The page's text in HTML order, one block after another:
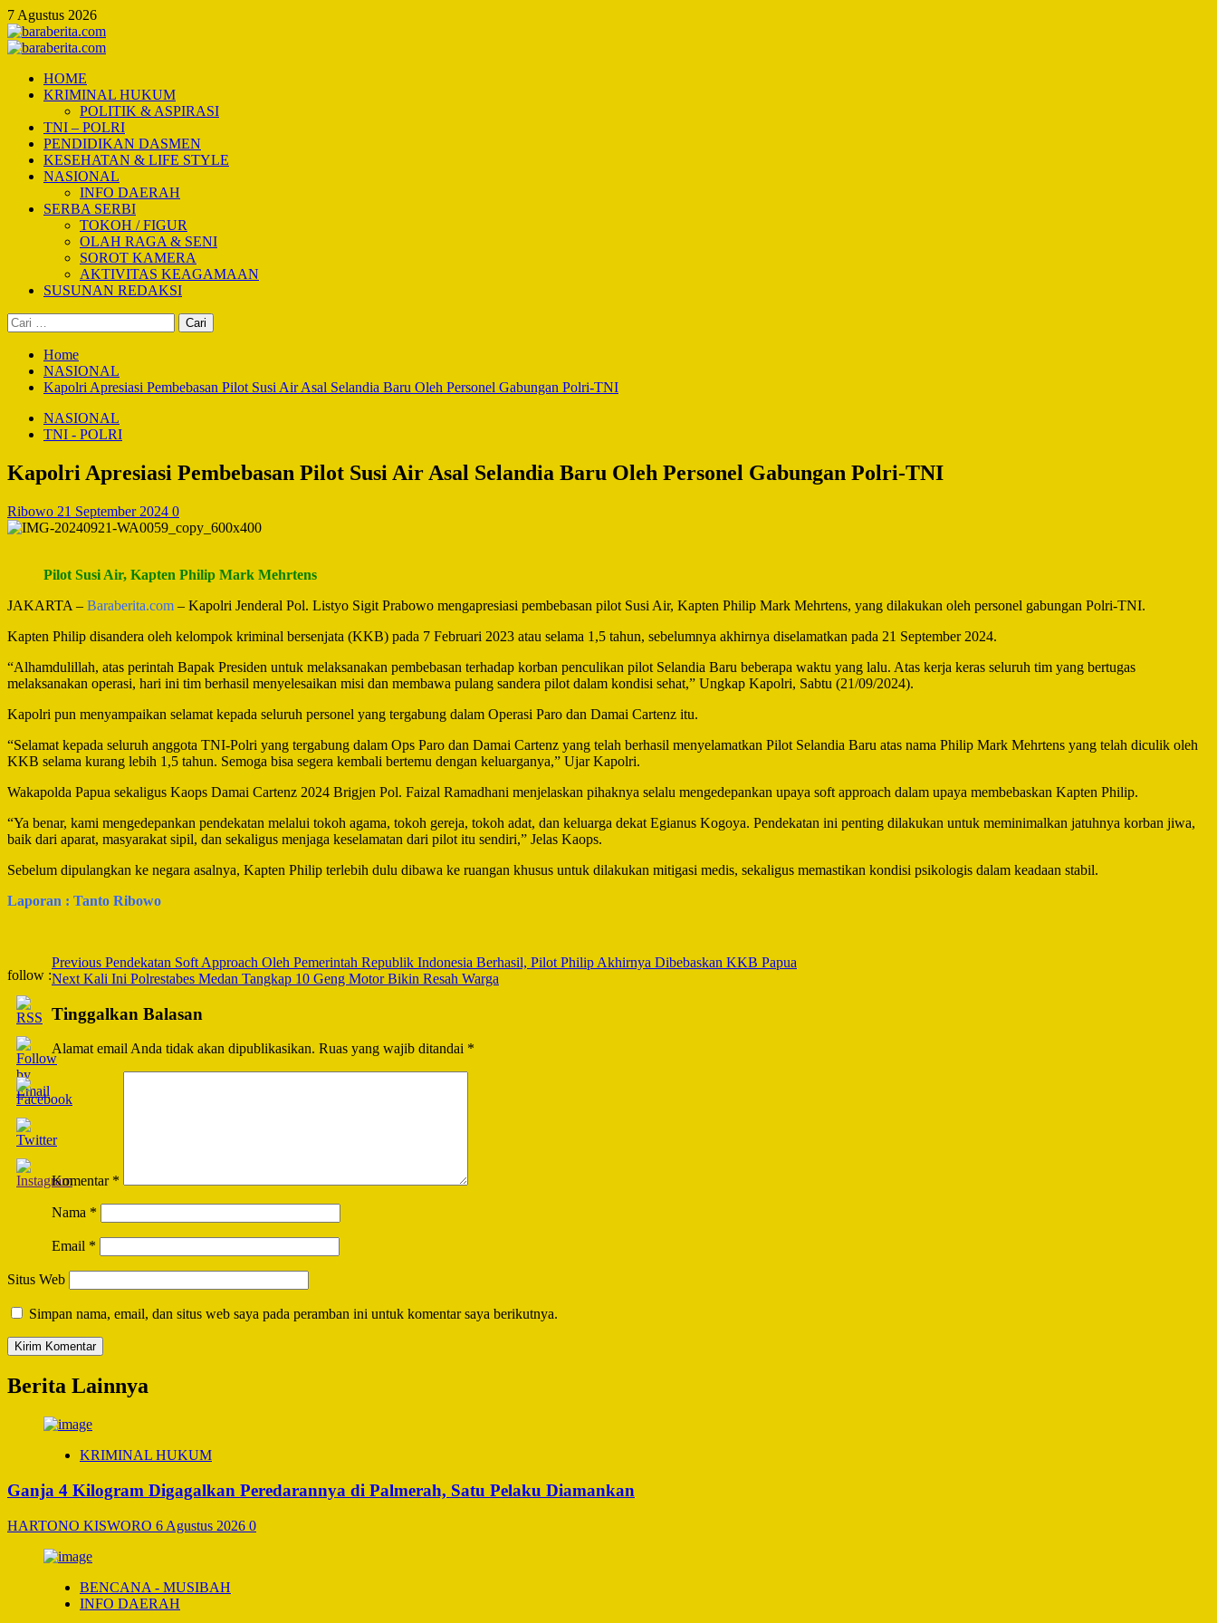
Skip
to
content
7 Agustus 2026
Primary
HOME
KRIMINAL HUKUM
POLITIK & ASPIRASI
TNI – POLRI
PENDIDIKAN DASMEN
KESEHATAN & LIFE STYLE
NASIONAL
INFO DAERAH
SERBA SERBI
TOKOH / FIGUR
OLAH RAGA & SENI
SOROT KAMERA
AKTIVITAS KEAGAMAAN
SUSUNAN REDAKSI
Cari
untuk:
Home
NASIONAL
Kapolri Apresiasi Pembebasan Pilot Susi Air Asal Selandia Baru Oleh Personel Gabungan Polri-TNI
NASIONAL
TNI - POLRI
Kapolri Apresiasi Pembebasan Pilot Susi Air Asal Selandia Baru Oleh Personel Gabungan Polri-TNI
Ribowo 21 September 2024 0
Pilot Susi Air, Kapten Philip Mark Mehrtens
JAKARTA – Baraberita.com – Kapolri Jenderal Pol. Listyo Sigit Prabowo mengapresiasi pembebasan pilot Susi Air, Kapten Philip Mark Mehrtens, yang dilakukan oleh personel gabungan Polri-TNI.
Kapten Philip disandera oleh kelompok kriminal bersenjata (KKB) pada 7 Februari 2023 atau selama 1,5 tahun, sebelumnya akhirnya diselamatkan pada 21 September 2024.
“Alhamdulillah, atas perintah Bapak Presiden untuk melaksanakan pembebasan terhadap korban penculikan pilot Selandia Baru beberapa waktu yang lalu. Atas kerja keras seluruh tim yang bertugas
melaksanakan operasi, hari ini tim berhasil menyelesaikan misi dan membawa pulang sandera pilot dalam kondisi sehat,” Ungkap Kapolri, Sabtu (21/09/2024).
Kapolri pun menyampaikan selamat kepada seluruh personel yang tergabung dalam Operasi Paro dan Damai Cartenz itu.
“Selamat kepada seluruh anggota TNI-Polri yang tergabung dalam Ops Paro dan Damai Cartenz yang telah berhasil menyelamatkan Pilot Selandia Baru atas nama Philip Mark Mehrtens yang telah diculik oleh
KKB selama kurang lebih 1,5 tahun. Semoga bisa segera kembali bertemu dengan keluarganya,” Ujar Kapolri.
Wakapolda Papua sekaligus Kaops Damai Cartenz 2024 Brigjen Pol. Faizal Ramadhani menjelaskan pihaknya selalu mengedepankan upaya soft approach dalam upaya membebaskan Kapten Philip.
“Ya benar, kami mengedepankan pendekatan melalui tokoh agama, tokoh gereja, tokoh adat, dan keluarga dekat Egianus Kogoya. Pendekatan ini penting dilakukan untuk meminimalkan jatuhnya korban jiwa,
baik dari aparat, masyarakat sipil, dan sekaligus menjaga keselamatan dari pilot itu sendiri,” Jelas Kaops.
Sebelum dipulangkan ke negara asalnya, Kapten Philip terlebih dulu dibawa ke ruangan khusus untuk dilakukan mitigasi medis, sekaligus memastikan kondisi psikologis dalam keadaan stabil.
Laporan : Tanto Ribowo
follow :
Post
Navigation
Previous Pendekatan Soft Approach Oleh Pemerintah Republik Indonesia Berhasil, Pilot Philip Akhirnya Dibebaskan KKB Papua
Next Kali Ini Polrestabes Medan Tangkap 10 Geng Motor Bikin Resah Warga
Tinggalkan Balasan
Alamat email Anda tidak akan dipublikasikan. Ruas yang wajib ditandai *
Komentar *
Nama *
Email *
Situs Web
Simpan nama, email, dan situs web saya pada peramban ini untuk komentar saya berikutnya.
Berita Lainnya
KRIMINAL HUKUM
Ganja 4 Kilogram Digagalkan Peredarannya di Palmerah, Satu Pelaku Diamankan
HARTONO KISWORO 6 Agustus 2026 0
BENCANA - MUSIBAH
INFO DAERAH